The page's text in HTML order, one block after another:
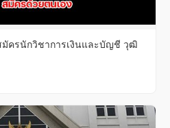
ครนักวิชาการเงินและบัญชี วุฒิ